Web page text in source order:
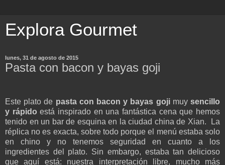
Explora Gourmet
lunes, 31 de agosto de 2015
Pasta con bacon y bayas goji
Este plato de pasta con bacon y bayas gojimuysencillo
y rápido está inspirado en una fantástica cena que hemos
tenido en un bar de esquina en la ciudad china de Xian. La
réplica no es exacta, sobre todo porque el menú estaba solo
en chino y no tenemos seguridad en cuanto a los
ingredientes del plato. Sin embargo, estaba tan delicioso
que aquí está: nuestra interpretación libre, mucho más